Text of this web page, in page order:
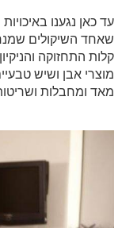
עד כאן נגענו
שאחד השיקולים
קלות התחזוקה
מוצרי אבן ושיש
מאד ומחבלות